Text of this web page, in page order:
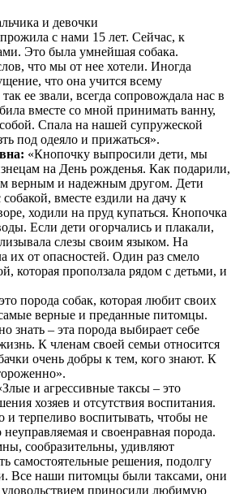
и девочки
с нами 15 лет. Сейчас, к
Это была умнейшая собака.
что мы от нее хотели. Иногда
что она учится всему
ее звали, всегда сопровождала нас в
вместе со мной принимать ванну,
Спала на нашей супружеской
под одеяло и прижаться».
«Кнопочку выпросили дети, мы
на День рожденья. Как подарили,
верным и надежным другом. Дети
вместе ездили на дачу к
ходили на пруд купаться. Кнопочка
Если дети огорчались и плакали,
слезы своим языком. На
их от опасностей. Один раз смело
которая проползала рядом с детьми, и
порода собак, которая любит своих
верные и преданные питомцы.
знать – эта порода выбирает себе
К членам своей семьи относится
очень добры к тем, кого знают. К
и агрессивные таксы – это
хозяев и отсутствия воспитания.
терпеливо воспитывать, чтобы не
и своенравная порода.
сообразительны, удивляют
самостоятельные решения, подолгу
Все наши питомцы были таксами, они
удовольствием приносили любимую